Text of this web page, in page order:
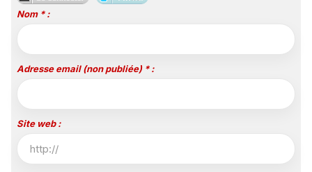
Nom * :
Adresse email (non publiée) * :
Site web :